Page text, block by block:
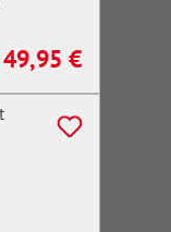
Regulärer Preis:
49,95 €